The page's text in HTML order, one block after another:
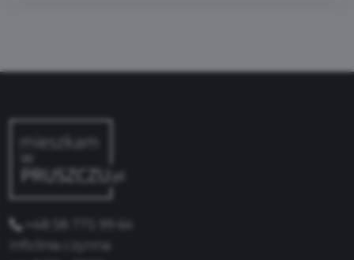
+48 58 775 99 64
Infolinia czynna: